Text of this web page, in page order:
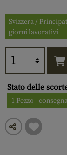
Svizzera /
giorni lavorativi
Stato delle
1 Pezzo -